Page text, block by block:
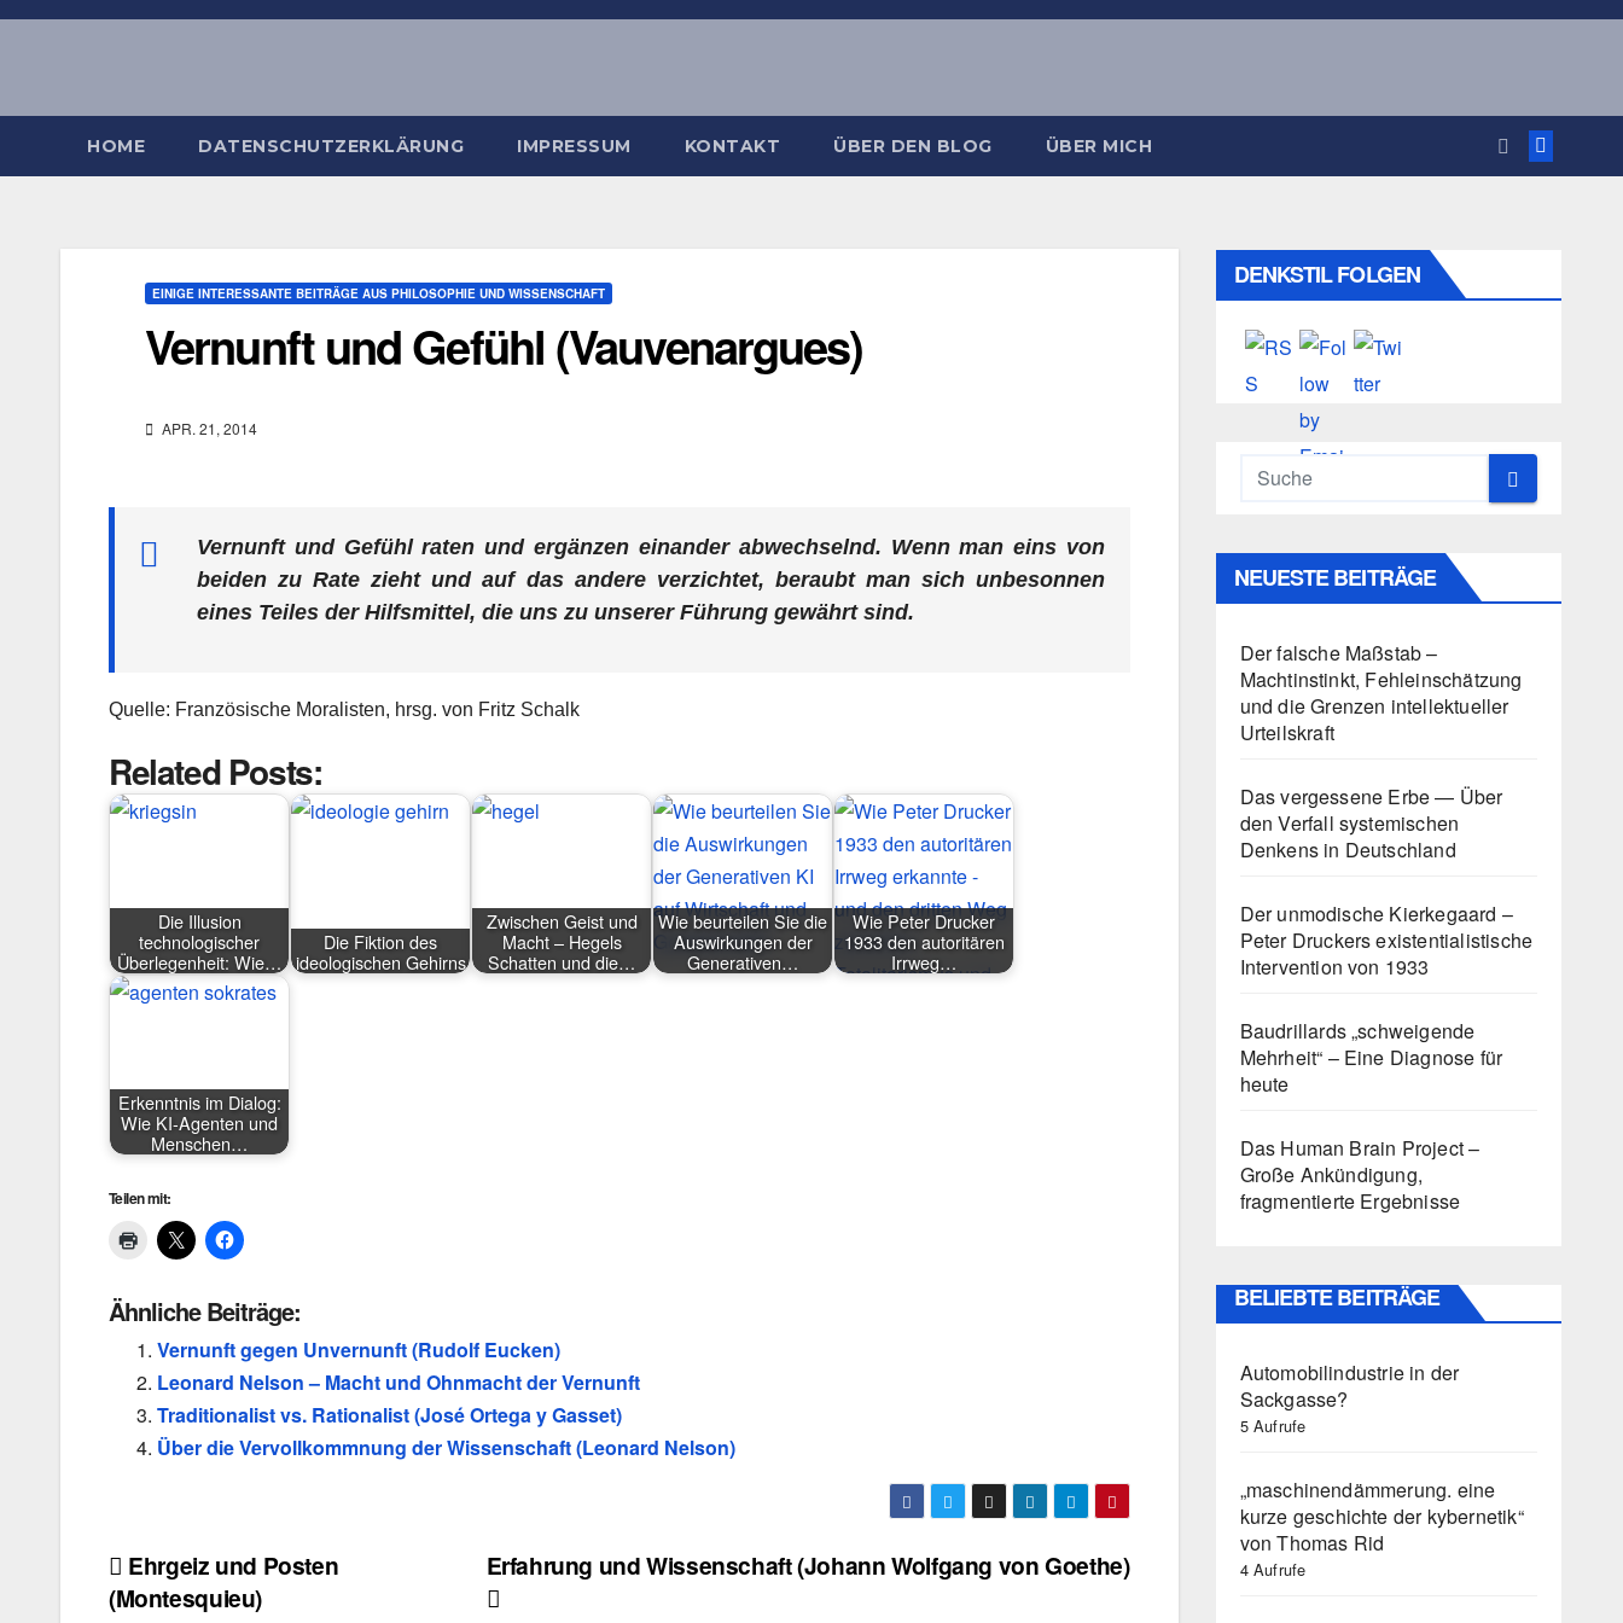
Zum
HOME DATENSCHUTZERKLÄRUNG IMPRESSUM KONTAKT ÜBER DEN BLOG ÜBER MICH
EINIGE INTERESSANTE BEITRÄGE AUS PHILOSOPHIE UND WISSENSCHAFT
Vernunft und Gefühl (Vauvenargues)
APR. 21, 2014
Vernunft und Gefühl raten und ergänzen einander abwechselnd. Wenn man eins von
beiden zu Rate zieht und auf das andere verzichtet, beraubt man sich unbesonnen
eines Teiles der Hilfsmittel, die uns zu unserer Führung gewährt sind.
Quelle: Französische Moralisten, hrsg. von Fritz Schalk
Related Posts:
Die Illusion
technologischer
Überlegenheit: Wie…
Die Fiktion des
ideologischen Gehirns
Zwischen Geist und
Macht – Hegels
Schatten und die…
Wie beurteilen Sie die
Auswirkungen der
Generativen…
Wie Peter Drucker
1933 den autoritären
Irrweg…
Erkenntnis im Dialog:
Wie KI-Agenten und
Menschen…
Teilen mit:
Ähnliche Beiträge:
Vernunft gegen Unvernunft (Rudolf Eucken)
Leonard Nelson – Macht und Ohnmacht der Vernunft
Traditionalist vs. Rationalist (José Ortega y Gasset)
Über die Vervollkommnung der Wissenschaft (Leonard Nelson)
Beitragsnavigation Erfahrung und Wissenschaft (Johann Wolfgang von Goethe)
Ehrgeiz und Posten
(Montesquieu)
DENKSTIL FOLGEN
NEUESTE BEITRÄGE
Der falsche Maßstab –
Machtinstinkt, Fehleinschätzung
und die Grenzen intellektueller
Urteilskraft
Das vergessene Erbe — Über
den Verfall systemischen
Denkens in Deutschland
Der unmodische Kierkegaard –
Peter Druckers existentialistische
Intervention von 1933
Baudrillards „schweigende
Mehrheit“ – Eine Diagnose für
heute
Das Human Brain Project –
Große Ankündigung,
fragmentierte Ergebnisse
BELIEBTE BEITRÄGE
Automobilindustrie in der
Sackgasse?
5 Aufrufe
„maschinendämmerung. eine
kurze geschichte der kybernetik“
von Thomas Rid
4 Aufrufe